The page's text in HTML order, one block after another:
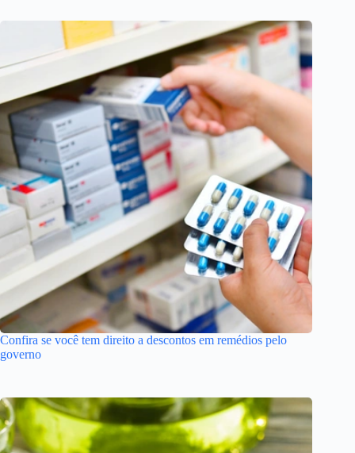
Confira se você tem direito a descontos em remédios pelo
governo